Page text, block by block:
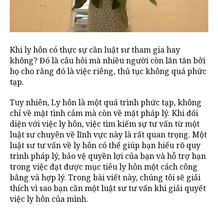
Khi ly hôn có thực sự cần luật sư tham gia hay
không? Đó là câu hỏi mà nhiều người còn lăn tăn bởi
họ cho rằng đó là việc riêng, thủ tục không quá phức
tạp.
Tuy nhiên, Ly hôn là một quá trình phức tạp, không
chỉ về mặt tình cảm mà còn về mặt pháp lý. Khi đối
diện với việc ly hôn, việc tìm kiếm sự tư vấn từ một
luật sư chuyên về lĩnh vực này là rất quan trọng. Một
luật sư tư vấn về ly hôn có thể giúp bạn hiểu rõ quy
trình pháp lý, bảo vệ quyền lợi của bạn và hỗ trợ bạn
trong việc đạt được mục tiêu ly hôn một cách công
bằng và hợp lý. Trong bài viết này, chúng tôi sẽ giải
thích vì sao bạn cần một luật sư tư vấn khi giải quyết
việc ly hôn của mình.